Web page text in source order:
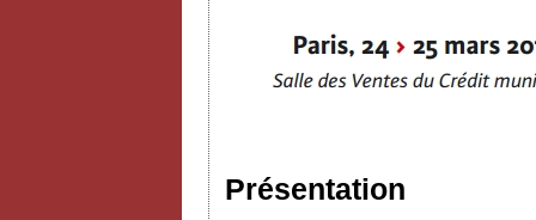
Présentation